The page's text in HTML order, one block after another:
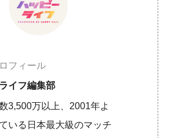
フィール
イフ編集部
3,500万以上、2001年よ
いる日本最大級のマッチ